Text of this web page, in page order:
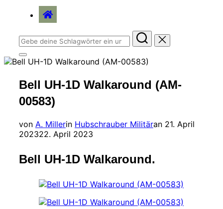
home
Suchen
nach:
Seitenleiste
&
umschalten
Bell UH-1D Walkaround (AM-
00583)
von A. Millerin Hubschrauber Militäran Veröffentlicht
21. April
202322. April 2023
Bell UH-1D Walkaround.